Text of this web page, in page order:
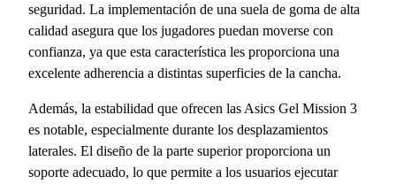
seguridad. La implementación de una suela de goma de alta
calidad asegura que los jugadores puedan moverse con
confianza, ya que esta característica les proporciona una
excelente adherencia a distintas superficies de la cancha.
Además, la estabilidad que ofrecen las Asics Gel Mission 3
es notable, especialmente durante los desplazamientos
laterales. El diseño de la parte superior proporciona un
soporte adecuado, lo que permite a los usuarios ejecutar